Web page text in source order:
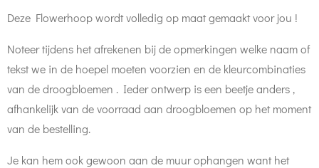
Deze Flowerhoop wordt volledig op maat gemaakt voor jou !
Noteer tijdens het afrekenen bij de opmerkingen welke naam of
tekst we in de hoepel moeten voorzien en de kleurcombinaties
van de droogbloemen . Ieder ontwerp is een beetje anders ,
afhankelijk van de voorraad aan droogbloemen op het moment
van de bestelling.
Je kan hem ook gewoon aan de muur ophangen want het